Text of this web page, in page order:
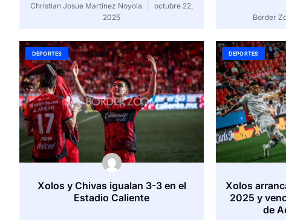
Christian Josue Martinez Noyola
octubre 22,
2025
Border
DEPORTES
Xolos y Chivas igualan 3-3 en el
Estadio Caliente
DEPORTES
Xolos
2025 y
de